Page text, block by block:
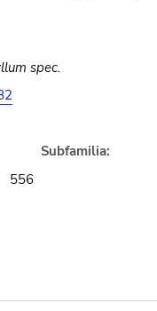
spec.
Subfamilia:
556